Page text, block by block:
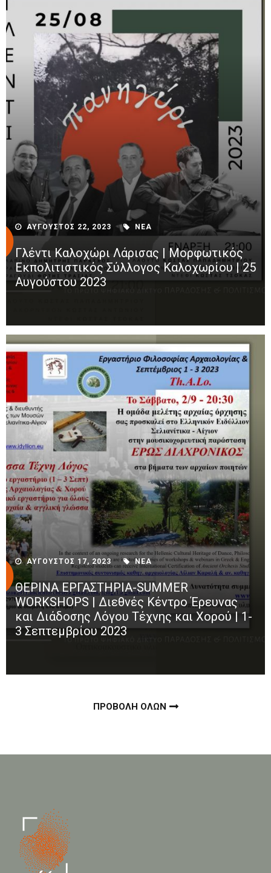
ΑΥΓΟΥΣΤΟΣ 22, 2023 ΝΕΑ
Γλέντι Καλοχώρι Λάρισας | Μορφωτικός
Εκπολιτιστικός Σύλλογος Καλοχωρίου | 25
Αυγούστου 2023
ΑΥΓΟΥΣΤΟΣ 17, 2023 ΝΕΑ
ΘΕΡΙΝΑ ΕΡΓΑΣΤΗΡΙΑ-SUMMER
WORKSHOPS | Διεθνές Κέντρο Έρευνας
και Διάδοσης Λόγου Τέχνης και Χορού | 1-
3 Σεπτεμβρίου 2023
ΠΡΟΒΟΛΗ ΟΛΩΝ